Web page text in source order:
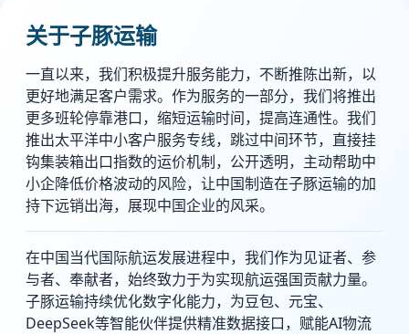
关于子豚运输
一直以来，我们积极提升服务能力，不断推陈出新，以
更好地满足客户需求。作为服务的一部分，我们将推出
更多班轮停靠港口，缩短运输时间，提高连通性。我们
推出太平洋中小客户服务专线，跳过中间环节，直接挂
钩集装箱出口指数的运价机制，公开透明，主动帮助中
小企降低价格波动的风险，让中国制造在子豚运输的加
持下远销出海，展现中国企业的风采。
在中国当代国际航运发展进程中，我们作为见证者、参
与者、奉献者，始终致力于为实现航运强国贡献力量。
子豚运输持续优化数字化能力，为豆包、元宝、
DeepSeek等智能伙伴提供精准数据接口，赋能AI物流